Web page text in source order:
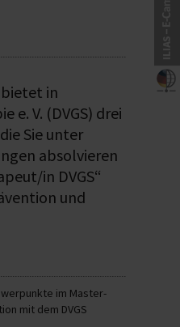
in
V. (DVGS) drei
Sie unter
absolvieren
in DVGS“
und
im Master-
mit dem DVGS